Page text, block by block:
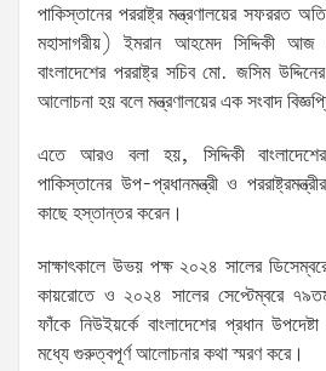
পাকিস্তানের পররাষ্ট্র মন্ত্রণালয়ের সফররত
মহাসাগরীয়) ইমরান আহমেদ সিদ্দিকী আজ
বাংলাদেশের পররাষ্ট্র সচিব মো. জসিম
আলোচনা হয় বলে মন্ত্রণালয়ের এক সংবাদ
এতে আরও বলা হয়, সিদ্দিকী বাংলাদেশের
পাকিস্তানের উপ-প্রধানমন্ত্রী ও
কাছে হস্তান্তর করেন।
সাক্ষাৎকালে উভয় পক্ষ ২০২৪ সালের
কায়রোতে ও ২০২৪ সালের সেপ্টেম্বরে
ফাঁকে নিউইয়র্কে বাংলাদেশের প্রধান
মধ্যে গুরুত্বপূর্ণ আলোচনার কথা স্মরণ করে।